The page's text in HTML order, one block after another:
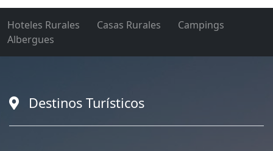
Hoteles Rurales Casas Rurales
Campings
Albergues
Destinos Turísticos